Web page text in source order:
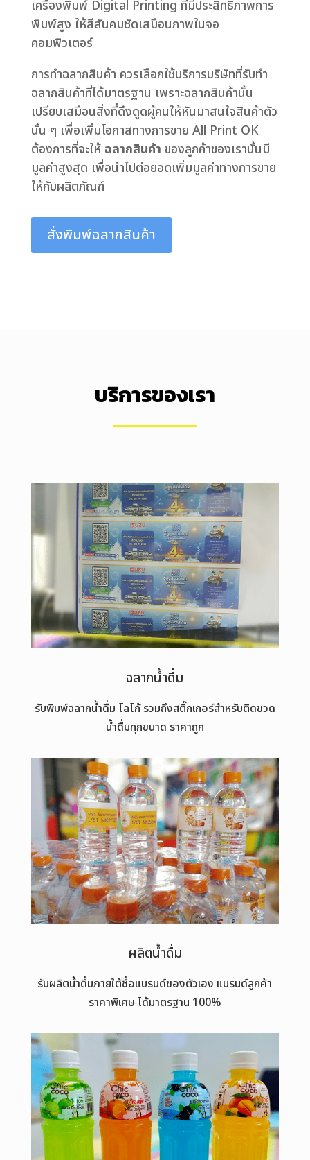
เครื่องพิมพ์ Digital Printing ที่มีประสิทธิภาพการ
พิมพ์สูง ให้สีสันคมชัดเสมือนภาพในจอ
คอมพิวเตอร์
การทำฉลากสินค้า ควรเลือกใช้บริการบริษัทที่รับทำ
ฉลากสินค้าที่ได้มาตรฐาน เพราะฉลากสินค้านั้น
เปรียบเสมือนสิ่งที่ดึงดูดผู้คนให้หันมาสนใจสินค้าตัว
นั้น ๆ เพื่อเพิ่มโอกาสทางการขาย All Print OK
ต้องการที่จะให้ ฉลากสินค้า ของลูกค้าของเรานั้นมี
มูลค่าสูงสุด เพื่อนำไปต่อยอดเพิ่มมูลค่าทางการขาย
ให้กับผลิตภัณฑ์
สั่งพิมพ์ฉลากสินค้า
บริการของเรา
ฉลากน้ำดื่ม
รับพิมพ์ฉลากน้ำดื่ม โลโก้ รวมถึงสติ๊กเกอร์สำหรับติดขวด
น้ำดื่มทุกขนาด ราคาถูก
ผลิตน้ำดื่ม
รับผลิตน้ำดื่มภายใต้ชื่อแบรนด์ของตัวเอง แบรนด์ลูกค้า
ราคาพิเศษ ได้มาตรฐาน 100%